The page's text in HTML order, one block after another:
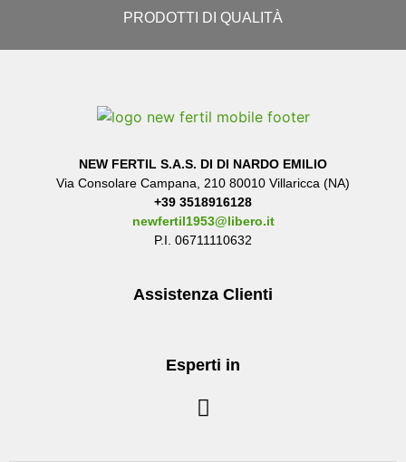
PRODOTTI DI QUALITÀ
NEW FERTIL S.A.S. DI DI NARDO EMILIO
Via Consolare Campana, 210 80010 Villaricca (NA)
+39 3518916128
newfertil1953@libero.it
P.I. 06711110632
Assistenza Clienti
Esperti in